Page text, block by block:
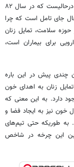
سال قبل جهشی یک درصدی داشته است، اما این آمار درحالیست که در سال ۸۲
۱۲.۷۵ درصد بوده و حال جای تامل است که چرا
سلامت، تمایل زنان
برای بیماران است،‌
چندی پیش در این باره
زنان به اهدای خون
دارد. به این معنی که
خون نیز به ایجاد فضا و
به طوریکه حتی تیم‌های
این چرخه‌ در شاخص